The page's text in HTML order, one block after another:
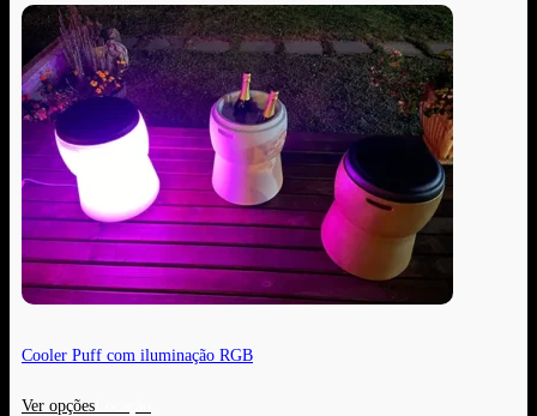
Cooler Puff com iluminação RGB
Ver opções